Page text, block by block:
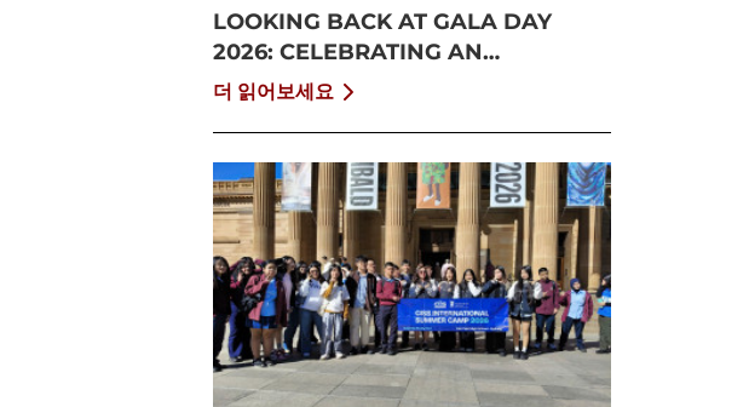
LOOKING BACK AT GALA DAY
2026: CELEBRATING AN
UNFORGETTABLE SUMMER AT
더 읽어보세요